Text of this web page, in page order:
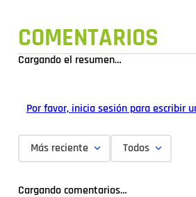
COMENTARIOS
Cargando el resumen…
Por favor, inicia sesión para escribir
Más reciente Todos
Cargando comentarios…